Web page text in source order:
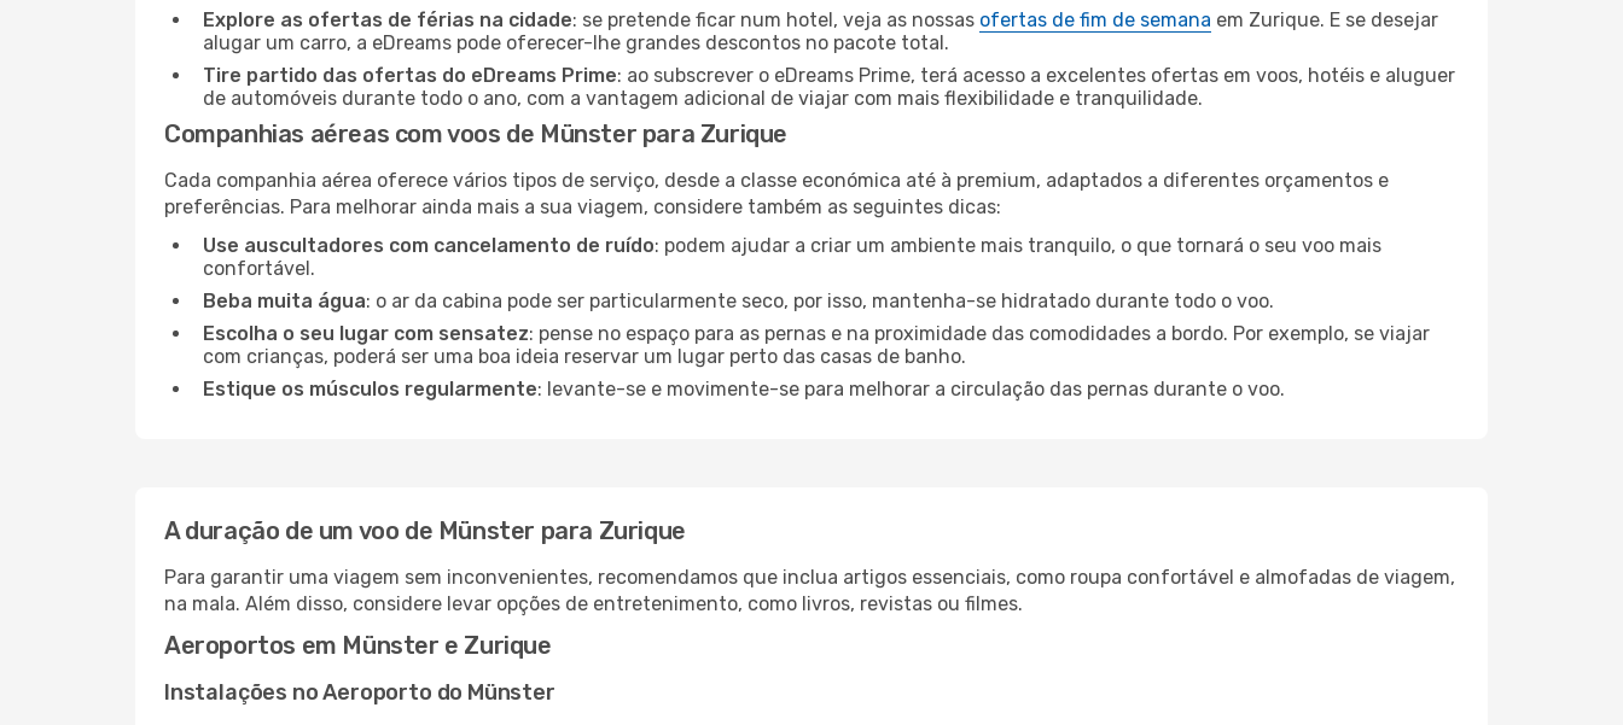
Explore as ofertas de férias na cidade: se pretende ficar num hotel, veja as nossas ofertas de fim de semana em Zurique. E se desejar
alugar um carro, a eDreams pode oferecer-lhe grandes descontos no pacote total.
Tire partido das ofertas do eDreams Prime: ao subscrever o eDreams Prime, terá acesso a excelentes ofertas em voos, hotéis e aluguer
de automóveis durante todo o ano, com a vantagem adicional de viajar com mais flexibilidade e tranquilidade.
Companhias aéreas com voos de Münster para Zurique
Cada companhia aérea oferece vários tipos de serviço, desde a classe económica até à premium, adaptados a diferentes orçamentos e
preferências. Para melhorar ainda mais a sua viagem, considere também as seguintes dicas:
Use auscultadores com cancelamento de ruído: podem ajudar a criar um ambiente mais tranquilo, o que tornará o seu voo mais
confortável.
Beba muita água: o ar da cabina pode ser particularmente seco, por isso, mantenha-se hidratado durante todo o voo.
Escolha o seu lugar com sensatez: pense no espaço para as pernas e na proximidade das comodidades a bordo. Por exemplo, se viajar
com crianças, poderá ser uma boa ideia reservar um lugar perto das casas de banho.
Estique os músculos regularmente: levante-se e movimente-se para melhorar a circulação das pernas durante o voo.
A duração de um voo de Münster para Zurique
Para garantir uma viagem sem inconvenientes, recomendamos que inclua artigos essenciais, como roupa confortável e almofadas de viagem,
na mala. Além disso, considere levar opções de entretenimento, como livros, revistas ou filmes.
Aeroportos em Münster e Zurique
Instalações no Aeroporto do Münster